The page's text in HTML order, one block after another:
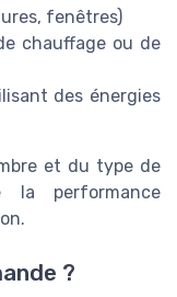
fenêtres)
chauffage ou de
des énergies
et du type de
la performance
?